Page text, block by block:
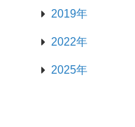
2019年
2022年
2025年